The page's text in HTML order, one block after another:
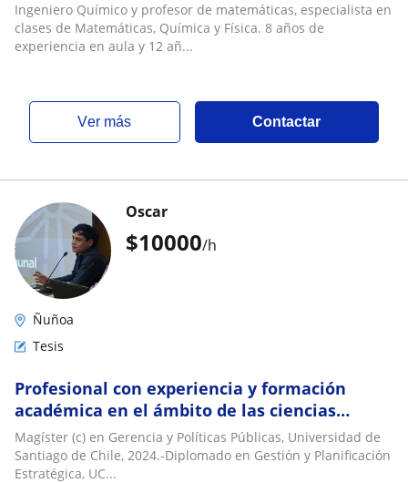
Ingeniero Químico y profesor de matemáticas, especialista en
clases de Matemáticas, Química y Física. 8 años de
experiencia en aula y 12 añ...
ver más Contactar
$10000/h
Oscar
Ñuñoa
Tesis
Profesional con experiencia y formación
académica en el ámbito de las ciencias
sociales imparte clases y acompañamiento
en Tesis de pregrado
Magíster (c) en Gerencia y Políticas Públicas, Universidad de
Santiago de Chile, 2024.-Diplomado en Gestión y Planificación
Estratégica, UC...